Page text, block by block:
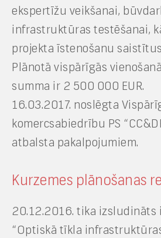
ekspertīžu veikšanai,
infrastruktūras testēšanai,
projekta īstenošanu
Plānotā vispārīgās
summa ir 2 500 000 EUR.
16.03.2017. noslēgta
komercsabiedrību PS
atbalsta pakalpojumiem.
Kurzemes plānošanas
20.12.2016. tika izsludināts
“Optiskā tīkla